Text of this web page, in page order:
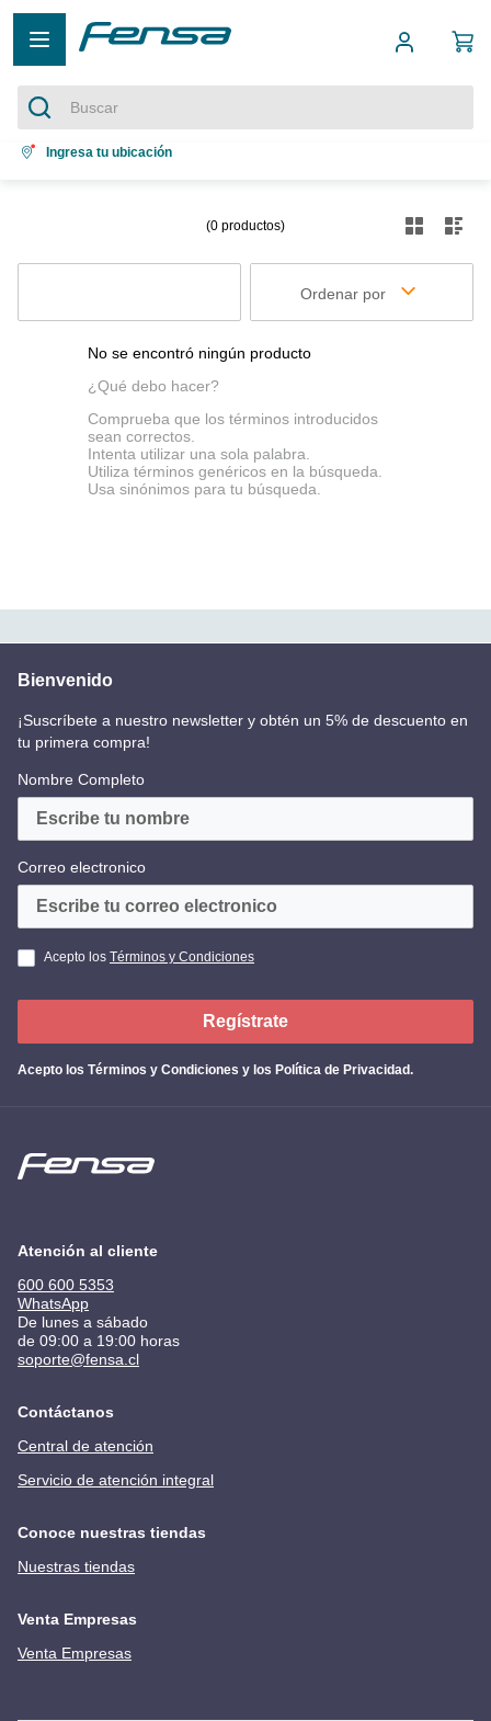
Buscar
Términos más buscados
3. bottom freezer
secadora
Ingresa tu ubicación
0 productos
Ordenar por
No se encontró ningún producto
¿Qué debo hacer?
Comprueba que los términos introducidos
sean correctos.
Intenta utilizar una sola palabra.
Utiliza términos genéricos en la búsqueda.
Usa sinónimos para tu búsqueda.
Bienvenido
¡Suscríbete a nuestro newsletter y obtén un 5% de descuento en
tu primera compra!
Nombre Completo
Correo electronico
Acepto los Términos y Condiciones
Acepto los Términos y Condiciones y los Política de Privacidad.
Regístrate
Atención al cliente
600 600 5353
WhatsApp
De lunes a sábado
de 09:00 a 19:00 horas
soporte@fensa.cl
Contáctanos
Central de atención
Servicio de atención integral
Conoce nuestras tiendas
Nuestras tiendas
Venta Empresas
Venta Empresas